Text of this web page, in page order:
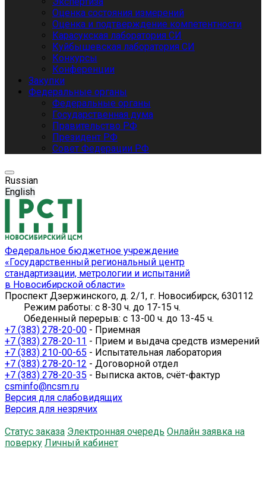
Оценка состояния измерений
Оценка и подтверждение компетентности
Карасукская лаборатория СИ
Куйбышевская лаборатория СИ
Конкурсы
Конференции
Закупки
Федеральные органы
Федеральные органы
Государственная дума
Правительство РФ
Президент РФ
Совет Федерации РФ
Russian
English
Федеральное бюджетное учреждение
«Государственный региональный центр
стандартизации, метрологии и испытаний
в Новосибирской области»
Проспект Дзержинского, д. 2/1, г. Новосибирск, 630112
Режим работы: с 8-30 ч. до 17-15 ч.
Обеденный перерыв: с 13-00 ч. до 13-45 ч.
+7 (383) 278-20-00 - Приемная
+7 (383) 278-20-11 - Прием и выдача средств измерений
+7 (383) 210-00-65 - Испытательная лаборатория
+7 (383) 278-20-12 - Договорной отдел
+7 (383) 278-20-35 - Выписка актов, счёт-фактур
csminfo@ncsm.ru
Версия для слабовидящих
Версия для незрячих
Статус заказа Электронная очередь Онлайн заявка на
поверку Личный кабинет